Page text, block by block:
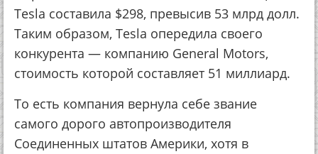
Tesla составила $298, превысив 53 млрд долл.
Таким образом, Tesla опередила своего
конкурента — компанию General Motors,
стоимость которой составляет 51 миллиард.
То есть компания вернула себе звание
самого дорого автопроизводителя
Соединенных штатов Америки, хотя в